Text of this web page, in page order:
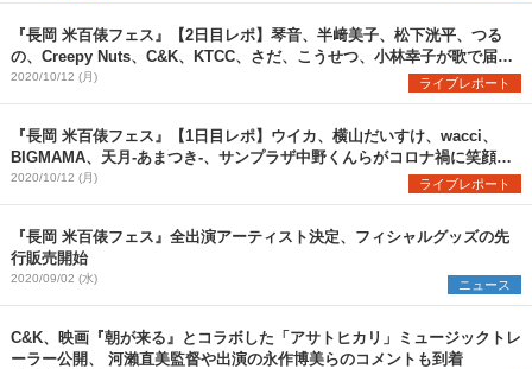
『長岡 米百俵フェス』【2日目レポ】琴音、半﨑美子、松下洸平、つる
の、Creepy Nuts、C&K、KTCC、さだ、こうせつ、小林幸子が歌で届け
た未来への希望
2020/10/12 (月) ライブレポート
『長岡 米百俵フェス』【1日目レポ】ウイカ、横山だいすけ、wacci、
BIGMAMA、天月-あまつき-、サンプラザ中野くんらがコロナ禍に笑顔と
希望を届ける
2020/10/12 (月) ライブレポート
『長岡 米百俵フェス』全出演アーティスト決定、フィシャルグッズの先
行販売開始
2020/09/02 (水) ニュース
C&K、映画『朝が来る』とコラボした「アサトヒカリ」ミュージックトレ
ーラー公開、 河瀨直美監督や出演の永作博美らのコメントも到着